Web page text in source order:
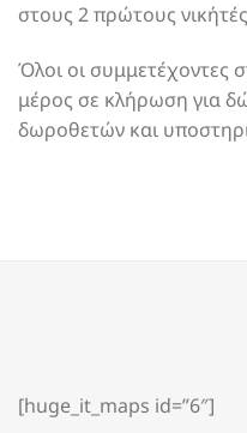
στους 2 πρώτους
Όλοι οι συμμετέχοντες
μέρος σε κλήρωση για
δωροθετών και
[huge_it_maps id=”6″]